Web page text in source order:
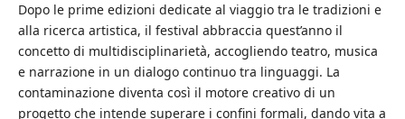
Dopo le prime edizioni dedicate al viaggio tra le tradizioni e
alla ricerca artistica, il festival abbraccia quest’anno il
concetto di multidisciplinarietà, accogliendo teatro, musica
e narrazione in un dialogo continuo tra linguaggi. La
contaminazione diventa così il motore creativo di un
progetto che intende superare i confini formali, dando vita a